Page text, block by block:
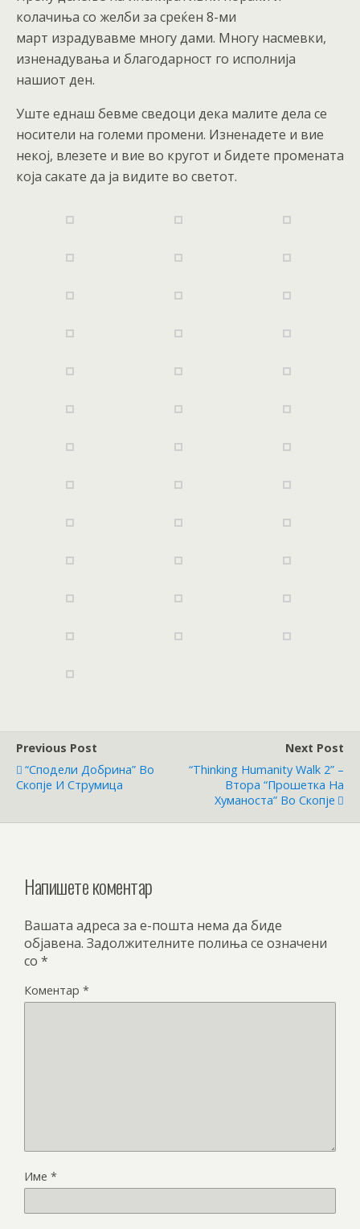
колачиња со желби за среќен 8-ми
март израдувавме многу дами. Многу насмевки,
изненадувања и благодарност го исполнија
нашиот ден.
Уште еднаш бевме сведоци дека малите дела се
носители на големи промени. Изненадете и вие
некој, влезете и вие во кругот и бидете промената
која сакате да ја видите во светот.
Previous Post
“Сподели Добрина” Во
Скопје И Струмица
Next Post
“Thinking Humanity Walk 2” –
Втора “Прошетка На
Хуманоста” Во Скопје
Напишете коментар
Вашата адреса за е-пошта нема да биде
објавена. Задолжителните полиња се означени
со *
Коментар *
Име *